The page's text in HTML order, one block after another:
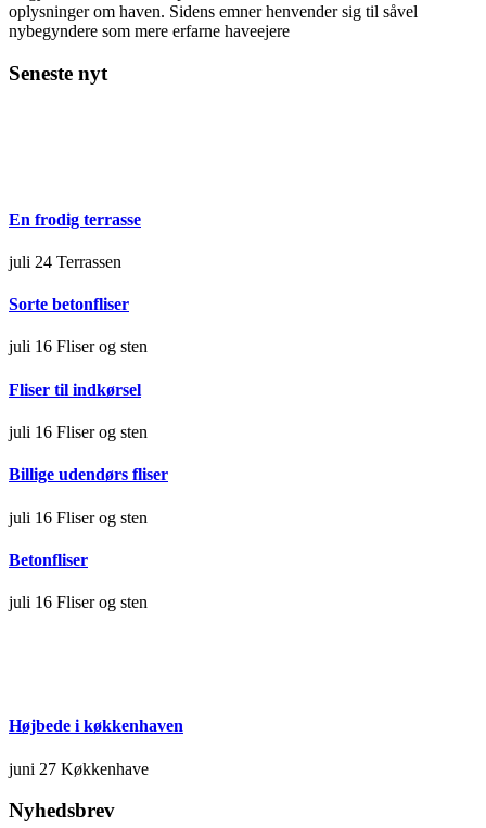
oplysninger om haven. Sidens emner henvender sig til såvel
nybegyndere som mere erfarne haveejere
Seneste nyt
En frodig terrasse
juli 24 Terrassen
Sorte betonfliser
juli 16 Fliser og sten
Fliser til indkørsel
juli 16 Fliser og sten
Billige udendørs fliser
juli 16 Fliser og sten
Betonfliser
juli 16 Fliser og sten
Højbede i køkkenhaven
juni 27 Køkkenhave
Nyhedsbrev